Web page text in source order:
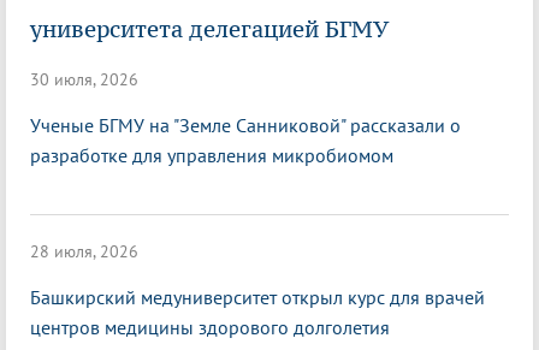
университета делегацией БГМУ
30 июля, 2026
Ученые БГМУ на "Земле Санниковой" рассказали о
разработке для управления микробиомом
28 июля, 2026
Башкирский медуниверситет открыл курс для врачей
центров медицины здорового долголетия